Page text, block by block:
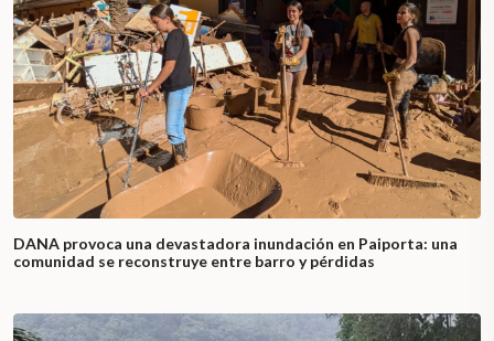
DANA provoca una devastadora inundación en Paiporta: una
comunidad se reconstruye entre barro y pérdidas